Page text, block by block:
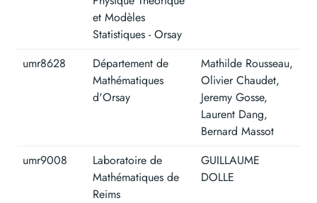
et Modèles
Statistiques - Orsay
umr8628
Département de
Mathématiques
d'Orsay
Mathilde Rousseau,
Olivier Chaudet,
Jeremy Gosse,
Laurent Dang,
Bernard Massot
umr9008
Laboratoire de
Mathématiques de
Reims
GUILLAUME
DOLLE